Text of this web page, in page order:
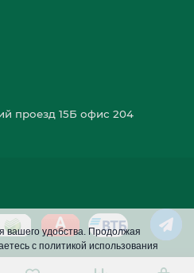
удобства. Продолжая
с политикой использования
проезд 15Б офис 204